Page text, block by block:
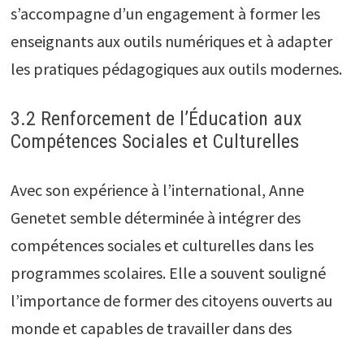
s’accompagne d’un engagement à former les
enseignants aux outils numériques et à adapter
les pratiques pédagogiques aux outils modernes.
3.2 Renforcement de l’Éducation aux
Compétences Sociales et Culturelles
Avec son expérience à l’international, Anne
Genetet semble déterminée à intégrer des
compétences sociales et culturelles dans les
programmes scolaires. Elle a souvent souligné
l’importance de former des citoyens ouverts au
monde et capables de travailler dans des